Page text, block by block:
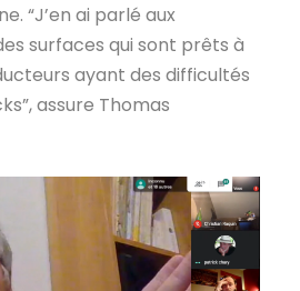
“J’en ai parlé aux
surfaces qui sont prêts à
ayant des difficultés
assure Thomas